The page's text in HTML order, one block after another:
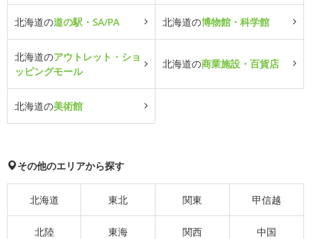
北海道の道の駅・SA/PA 北海道の博物館・科学館
北海道のアウトレット・ショ
ッピングモール
北海道の商業施設・百貨店
北海道の美術館
その他のエリアから探す
北海道 東北 関東 甲信越
北陸 東海 関西 中国